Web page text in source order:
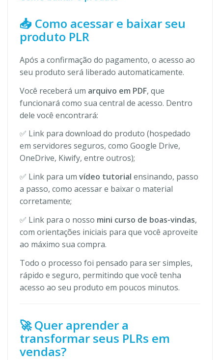
📥 Como acessar e baixar seu
produto PLR
Após a confirmação do pagamento, o acesso ao
seu produto será liberado automaticamente.
Você receberá um arquivo em PDF, que
funcionará como sua central de acesso. Dentro
dele você encontrará:
✅ Link para download do produto (hospedado
em servidores seguros, como Google Drive,
OneDrive, Kiwify, entre outros);
✅ Link para um vídeo tutorial ensinando, passo
a passo, como acessar e baixar o material
corretamente;
✅ Link para o nosso mini curso de boas-vindas,
com orientações iniciais para que você aproveite
ao máximo sua compra.
Todo o processo foi pensado para ser simples,
rápido e seguro, permitindo que você tenha
acesso ao seu produto em poucos minutos.
🚀 Quer aprender a
transformar seus PLRs em
vendas?